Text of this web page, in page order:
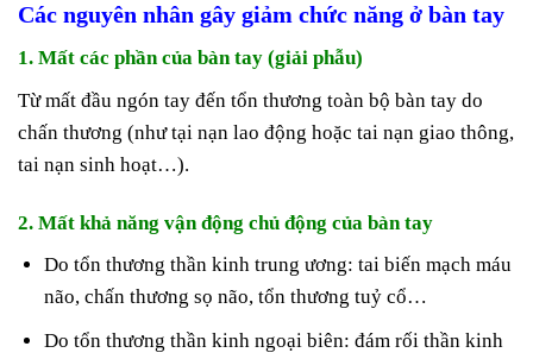
Các nguyên nhân gây giảm chức năng ở bàn tay
1. Mất các phần của bàn tay (giải phẫu)
Từ mất đầu ngón tay đến tổn thương toàn bộ bàn tay do
chấn thương (như tại nạn lao động hoặc tai nạn giao thông,
tai nạn sinh hoạt…).
2. Mất khả năng vận động chủ động của bàn tay
Do tổn thương thần kinh trung ương: tai biến mạch máu
não, chấn thương sọ não, tổn thương tuỷ cổ…
Do tổn thương thần kinh ngoại biên: đám rối thần kinh